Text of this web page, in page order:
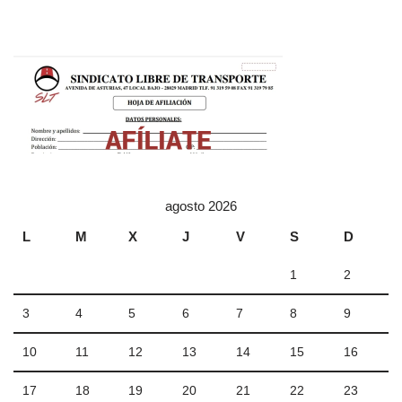
agosto 2026
L
M X J V S D
1 2
3 4 5 6 7 8 9
10 11 12 13 14 15 16
17 18 19 20 21 22 23